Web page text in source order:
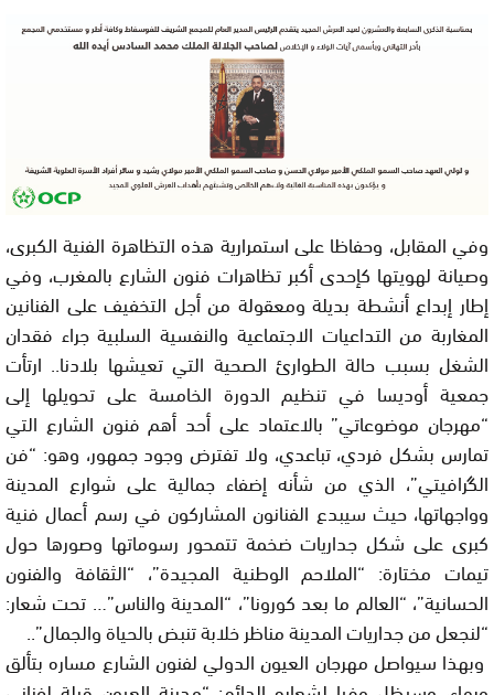
وفي المقابل، وحفاظا على استمرارية هذه التظاهرة الفنية الكبرى،
وصيانة لهويتها كإحدى أكبر تظاهرات فنون الشارع بالمغرب، وفي
إطار إبداع أنشطة بديلة ومعقولة من أجل التخفيف على الفنانين
المغاربة من التداعيات الاجتماعية والنفسية السلبية جراء فقدان
الشغل بسبب حالة الطوارئ الصحية التي تعيشها بلادنا.. ارتأت
جمعية أوديسا في تنظيم الدورة الخامسة على تحويلها إلى
“مهرجان موضوعاتي” بالاعتماد على أحد أهم فنون الشارع التي
تمارس بشكل فردي، تباعدي، ولا تفترض وجود جمهور، وهو: “فن
الگرافيتي”، الذي من شأنه إضفاء جمالية على شوارع المدينة
وواجهاتها، حيث سيبدع الفنانون المشاركون في رسم أعمال فنية
كبرى على شكل جداريات ضخمة تتمحور رسوماتها وصورها حول
تيمات مختارة: “الملاحم الوطنية المجيدة”، “الثقافة والفنون
الحسانية”، “العالم ما بعد كورونا”، “المدينة والناس”… تحت شعار:
“لنجعل من جداريات المدينة مناظر خلابة تنبض بالحياة والجمال”..
وبهذا سيواصل مهرجان العيون الدولي لفنون الشارع مساره بتألق